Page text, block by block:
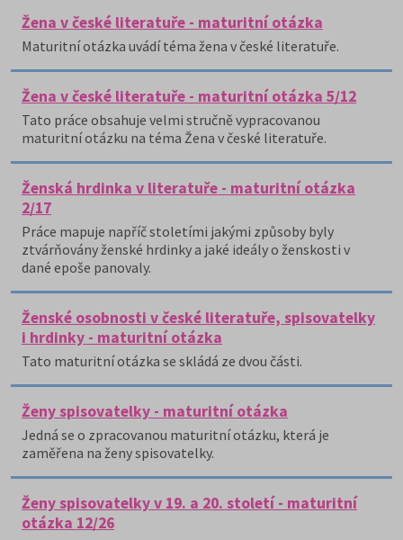
Žena v české literatuře - maturitní otázka
Maturitní otázka uvádí téma žena v české literatuře.
Žena v české literatuře - maturitní otázka 5/12
Tato práce obsahuje velmi stručně vypracovanou
maturitní otázku na téma Žena v české literatuře.
Ženská hrdinka v literatuře - maturitní otázka
2/17
Práce mapuje napříč stoletími jakými způsoby byly
ztvárňovány ženské hrdinky a jaké ideály o ženskosti v
dané epoše panovaly.
Ženské osobnosti v české literatuře, spisovatelky
i hrdinky - maturitní otázka
Tato maturitní otázka se skládá ze dvou části.
Ženy spisovatelky - maturitní otázka
Jedná se o zpracovanou maturitní otázku, která je
zaměřena na ženy spisovatelky.
Ženy spisovatelky v 19. a 20. století - maturitní
otázka 12/26